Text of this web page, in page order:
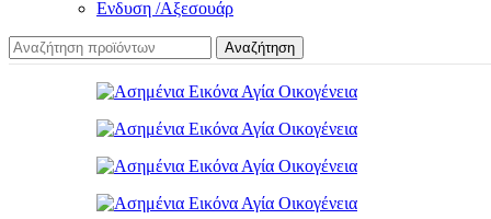
Ενδυση /Αξεσουάρ
Αναζήτηση